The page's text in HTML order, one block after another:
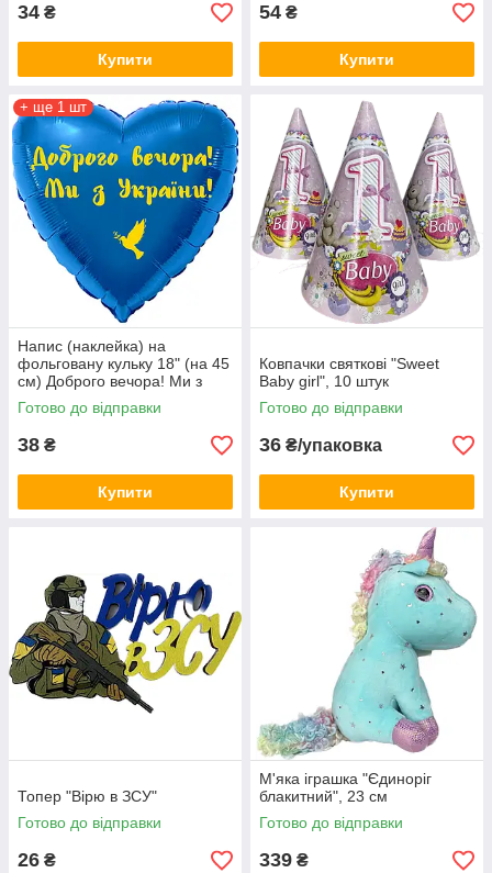
34 ₴
Купити
54 ₴
Купити
+ ще 1 шт
Напис (наклейка) на
фольговану кульку 18" (на 45
см) Доброго вечора! Ми з
України! (будь-який колір)
Готово до відправки
38 ₴
Купити
Ковпачки святкові "Sweet
Baby girl", 10 штук
Готово до відправки
36 ₴/упаковка
Купити
Топер "Вірю в ЗСУ"
Готово до відправки
26 ₴
М'яка іграшка "Єдиноріг
блакитний", 23 см
Готово до відправки
339 ₴